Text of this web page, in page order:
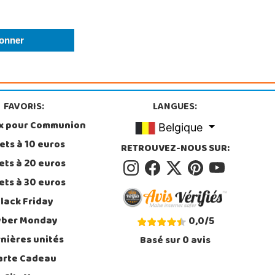
FAVORIS:
pour Communion
à 10 euros
à 20 euros
à 30 euros
Friday
Monday
unités
Cadeau
LANGUES:
Belgique
RETROUVEZ-NOUS SUR:
0,0/5
Basé sur0avis